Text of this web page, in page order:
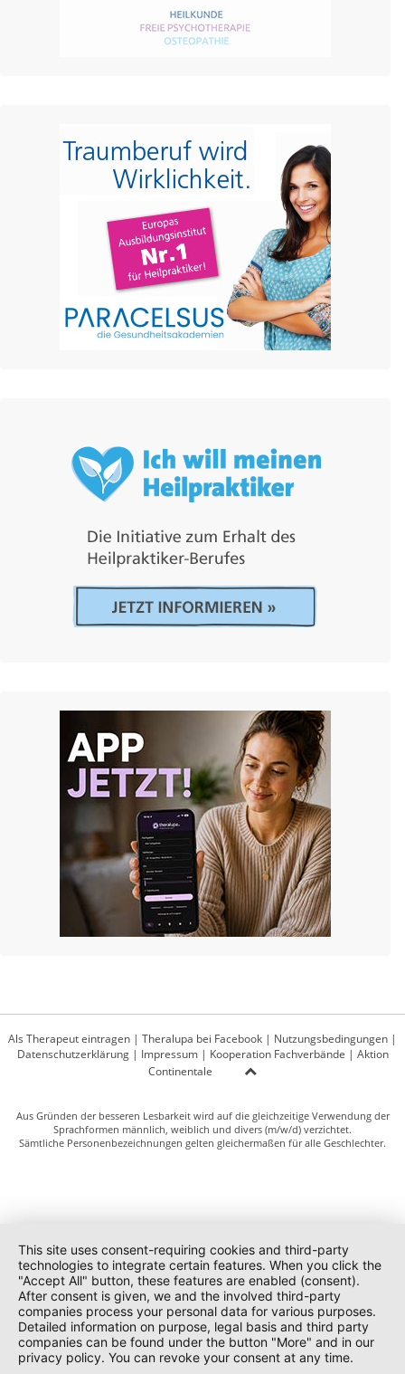
Als Therapeut eintragen | Theralupa bei Facebook | Nutzungsbedingungen |
Datenschutzerklärung| Impressum| Kooperation Fachverbände | Aktion
Continentale
Aus Gründen der besseren Lesbarkeit wird auf die gleichzeitige Verwendung der
Sprachformen männlich, weiblich und divers (m/w/d) verzichtet.
Sämtliche Personenbezeichnungen gelten gleichermaßen für alle Geschlechter.
This site uses consent-requiring cookies and third-party
technologies to integrate certain features. When you click the
"Accept All" button, these features are enabled (consent).
After consent is given, we and the involved third-party
companies process your personal data for various purposes.
Detailed information on purpose, legal basis and third party
companies can be found under the button "More" and in our
privacy policy. You can revoke your consent at any time.